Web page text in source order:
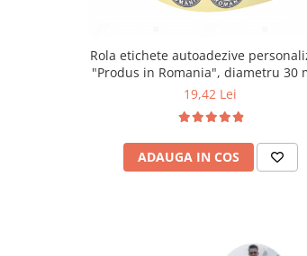
Rola etichete autoadezive
"Produs in Romania", diametru 30
1000 buc/rola
19,42 Lei
ADAUGA IN COS